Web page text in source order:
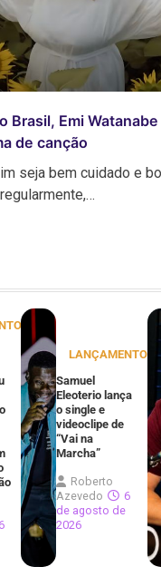
Brasil, Emi Watanabe
de canção
seja bem cuidado e
6
LANÇAMENTOS
Samuel
Eleoterio lança
o single e
videoclipe de
“Vai na
Marcha”
Roberto
Azevedo
6
de agosto de
2026